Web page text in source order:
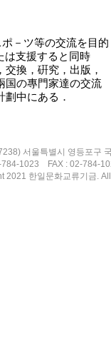
ポ － ツ等の交流を 目的
は支援すると 同時
， 交換 ， 硏究 ， 出版 ，
国の專門家達の交流
劃中にある ．
서울특별시 영등포구
784-1023
FAX : 02-784-
2021 한일문화교류기금.